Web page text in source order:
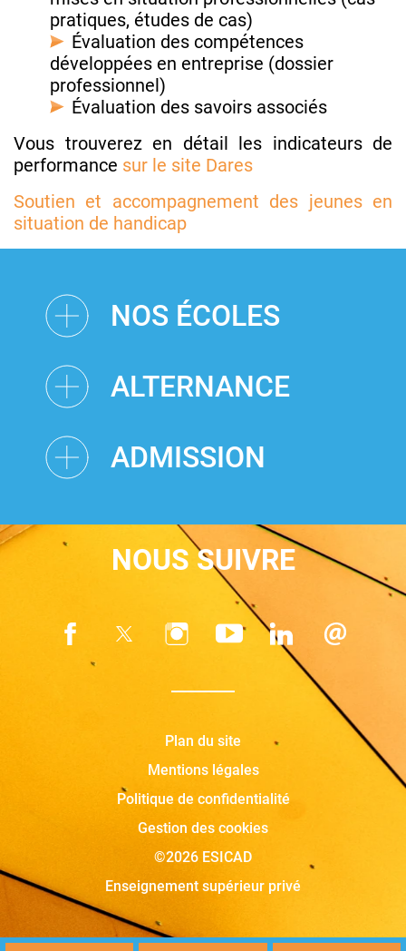
pratiques, études de cas)
Évaluation des compétences
développées en entreprise (dossier
professionnel)
Évaluation des savoirs associés
Vous trouverez en détail les indicateurs de
performance sur le site Dares
Soutien et accompagnement des jeunes en
situation de handicap
NOS ÉCOLES
ALTERNANCE
ADMISSION
NOUS SUIVRE
Plan du site
Mentions légales
Politique de confidentialité
Gestion des cookies
©2026 ESICAD
Enseignement supérieur privé